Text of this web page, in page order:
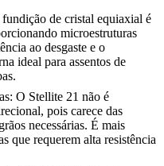
de cristal equiaxial é
microestruturas
ao desgaste e o
ideal para assentos de
: O Stellite 21 não é
pois carece das
necessárias. É mais
que requerem alta resistência